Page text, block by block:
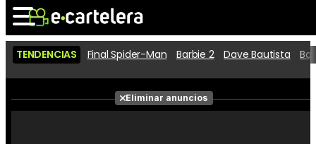
Noticias
Cartelera
TENDENCIAS Final Spider-Man Barbie 2 Dave Bautista
Eliminar anuncios